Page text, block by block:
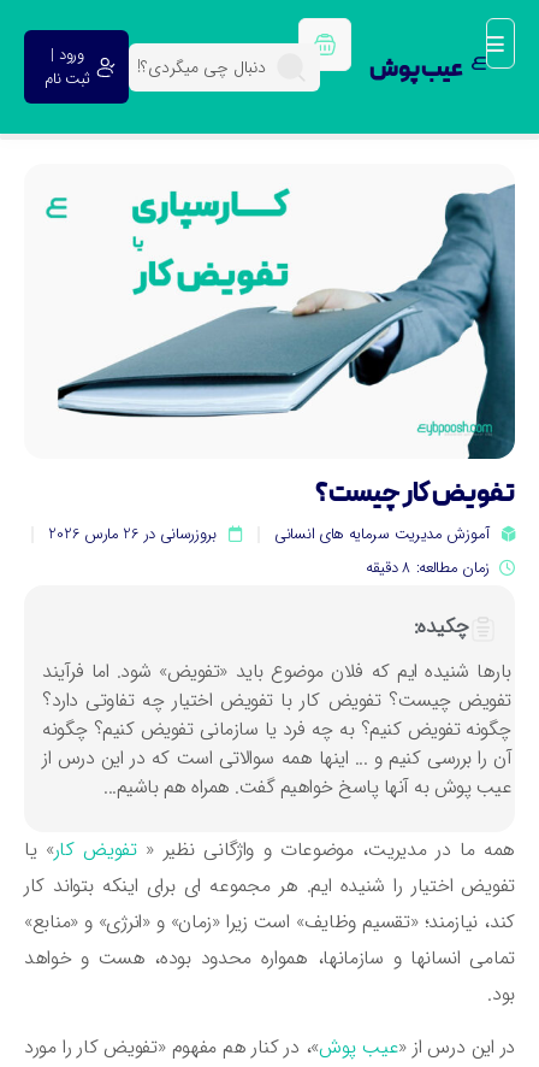
عیب پوش
ورود |
ثبت نام
کار چیست؟
آموزش مدیریت سرمایه های انسانی
بروزرسانی در 26 مارس 2026
زمان مطالعه: 8 دقیقه
چکیده:
شنیده ایم که فلان موضوع باید «تفویض» شود. اما فرآیند
چیست؟ تفویض کار با تفویض اختیار چه تفاوتی دارد؟
تفویض کنیم؟ به چه فرد یا سازمانی تفویض کنیم؟ چگونه
را بررسی کنیم و ... اینها همه سوالاتی است که در این درس از
پوش به آنها پاسخ خواهیم گفت. همراه هم باشیم...
ما در مدیریت، موضوعات و واژگانی نظیر «تفویض کار » یا
اختیار را شنیده ایم. هر مجموعه ای برای اینکه بتواند کار
نیازمند؛ «تقسیم وظایف» است زیرا «زمان» و «انرژی» و «منابع»
انسانها و سازمانها، همواره محدود بوده، هست و خواهد
این درس از «عیب پوش»، در کنار هم مفهوم «تفویض کار را مورد